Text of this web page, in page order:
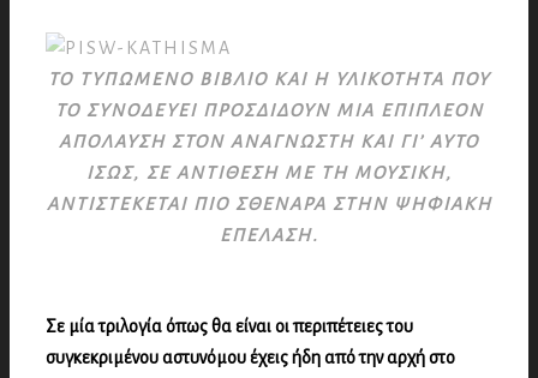
ΤΟ ΤΥΠΩΜΕΝΟ ΒΙΒΛΙΟ ΚΑΙ Η ΥΛΙΚΟΤΗΤΑ ΠΟΥ
ΤΟ ΣΥΝΟΔΕΥΕΙ ΠΡΟΣΔΙΔΟΥΝ ΜΙΑ ΕΠΙΠΛΕΟΝ
ΑΠΟΛΑΥΣΗ ΣΤΟΝ ΑΝΑΓΝΩΣΤΗ ΚΑΙ ΓΙ’ ΑΥΤΟ
ΙΣΩΣ, ΣΕ ΑΝΤΙΘΕΣΗ ΜΕ ΤΗ ΜΟΥΣΙΚΗ,
ΑΝΤΙΣΤΕΚΕΤΑΙ ΠΙΟ ΣΘΕΝΑΡΑ ΣΤΗΝ ΨΗΦΙΑΚΗ
ΕΠΕΛΑΣΗ.
Σε μία τριλογία όπως θα είναι οι περιπέτειες του
συγκεκριμένου αστυνόμου έχεις ήδη από την αρχή στο